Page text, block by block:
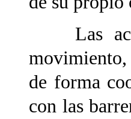
Las
movimiento,
de forma
con las